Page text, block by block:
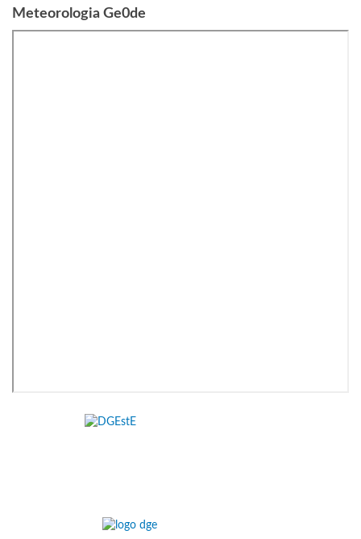
Meteorologia Ge0de